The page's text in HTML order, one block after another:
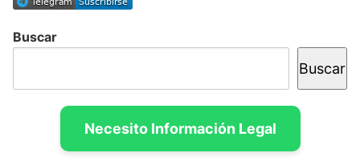
Buscar
Buscar
Necesito Información Legal